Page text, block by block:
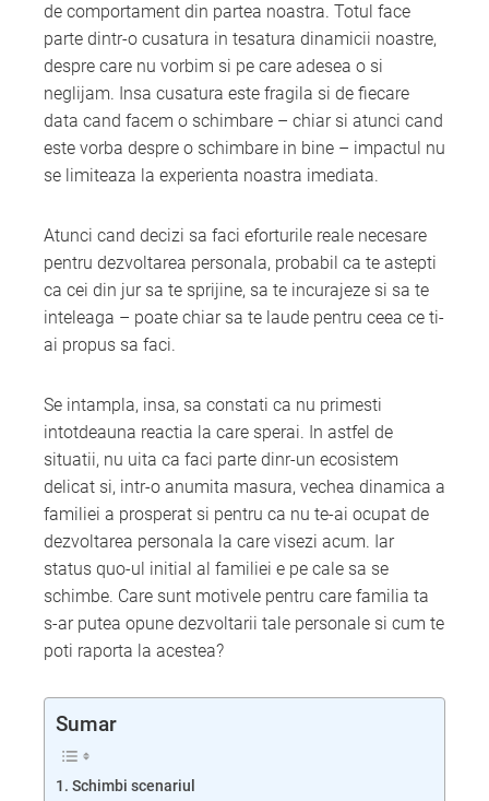
de comportament din partea noastra. Totul face
parte dintr-o cusatura in tesatura dinamicii noastre,
despre care nu vorbim si pe care adesea o si
neglijam. Insa cusatura este fragila si de fiecare
data cand facem o schimbare – chiar si atunci cand
este vorba despre o schimbare in bine – impactul nu
se limiteaza la experienta noastra imediata.
Atunci cand decizi sa faci eforturile reale necesare
pentru dezvoltarea personala, probabil ca te astepti
ca cei din jur sa te sprijine, sa te incurajeze si sa te
inteleaga – poate chiar sa te laude pentru ceea ce ti-
ai propus sa faci.
Se intampla, insa, sa constati ca nu primesti
intotdeauna reactia la care sperai. In astfel de
situatii, nu uita ca faci parte dinr-un ecosistem
delicat si, intr-o anumita masura, vechea dinamica a
familiei a prosperat si pentru ca nu te-ai ocupat de
dezvoltarea personala la care visezi acum. Iar
status quo-ul initial al familiei e pe cale sa se
schimbe. Care sunt motivele pentru care familia ta
s-ar putea opune dezvoltarii tale personale si cum te
poti raporta la acestea?
Sumar
Schimbi scenariul